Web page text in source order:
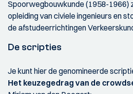
Spoorwegbouwkunde (1958-1966)
opleiding van civiele ingenieurs en
de afstudeerrichtingen
De scripties
Je kunt hier de genomineerde
Het keuzegedrag van de